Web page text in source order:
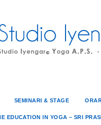
SEMINARI & STAGE
EDUCATION IN YOGA – SRI